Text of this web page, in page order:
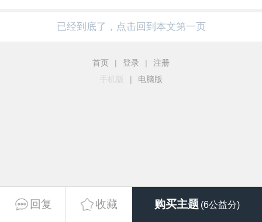
回复 收藏 购买主题 (6公益分)
已经到底了，点击回到本文第一页
首页 | 登录 |
注册
手机版
| 电脑版